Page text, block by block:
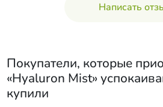
Написать
Покупатели, которые
«Hyaluron Mist»
купили